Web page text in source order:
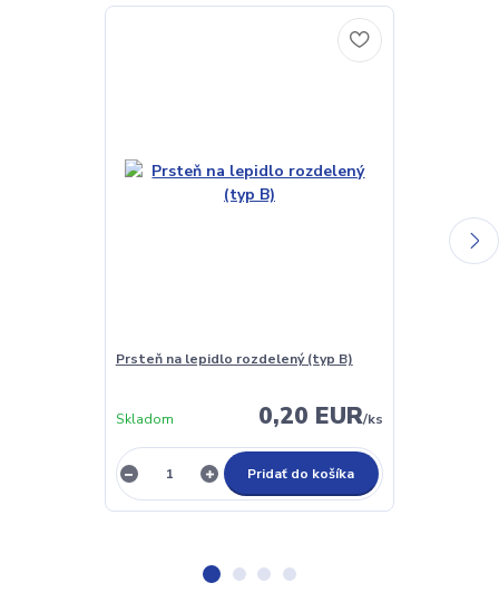
Prsteň na lepidlo rozdelený (typ B)
0,20 EUR/ks
Skladom
Pridať do košíka